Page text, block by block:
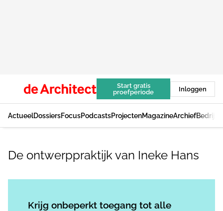
Start gratis
proefperiode
Inloggen
ActueelDossiersFocusPodcastsProjectenMagazineArchief
De ontwerppraktijk van Ineke Hans
Krijg onbeperkt toegang tot alle